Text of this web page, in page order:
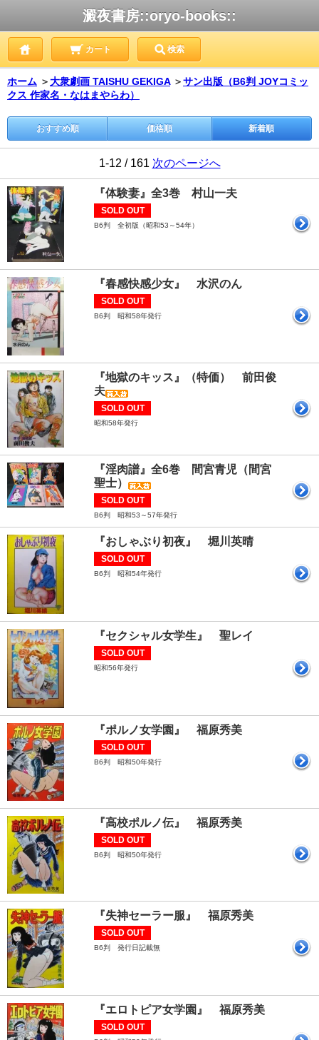
澱夜書房::oryo-books::
カート 検索
ホーム ＞大衆劇画 TAISHU GEKIGA ＞サン出版（B6判 JOYコミッ
クス 作家名・なはまやらわ）
おすすめ順 価格順 新着順
1-12 / 161 次のページへ
『体験妻』全3巻 村山一夫
SOLD OUT
B6判 全初版（昭和53～54年）
『春感快感少女』 水沢のん
SOLD OUT
B6判 昭和58年発行
『地獄のキッス』（特価） 前田俊
夫
SOLD OUT
昭和58年発行
『淫肉譜』全6巻 間宮青児（間宮
聖士）
SOLD OUT
B6判 昭和53～57年発行
『おしゃぶり初夜』 堀川英晴
SOLD OUT
B6判 昭和54年発行
『セクシャル女学生』 聖レイ
SOLD OUT
昭和56年発行
『ポルノ女学園』 福原秀美
SOLD OUT
B6判 昭和50年発行
『高校ポルノ伝』 福原秀美
SOLD OUT
B6判 昭和50年発行
『失神セーラー服』 福原秀美
SOLD OUT
B6判 発行日記載無
『エロトピア女学園』 福原秀美
SOLD OUT